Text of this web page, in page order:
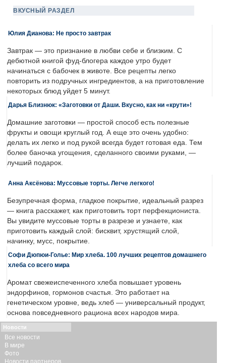
ВКУСНЫЙ РАЗДЕЛ
Юлия Дианова: Не просто завтрак
Завтрак — это признание в любви себе и близким. С
дебютной книгой фуд-блогера каждое утро будет
начинаться с бабочек в животе. Все рецепты легко
повторить из подручных ингредиентов, а на приготовление
некоторых блюд уйдет 5 минут.
Дарья Близнюк: «Заготовки от Даши. Вкусно, как ни «крути»!
Домашние заготовки — простой способ есть полезные
фрукты и овощи круглый год. А еще это очень удобно:
делать их легко и под рукой всегда будет готовая еда. Тем
более баночка угощения, сделанного своими руками, —
лучший подарок.
Анна Аксёнова: Муссовые торты. Легче легкого!
Безупречная форма, гладкое покрытие, идеальный разрез
— книга расскажет, как приготовить торт перфекциониста.
Вы увидите муссовые торты в разрезе и узнаете, как
приготовить каждый слой: бисквит, хрустящий слой,
начинку, мусс, покрытие.
Софи Дюпюи-Голье: Мир хлеба. 100 лучших рецептов домашнего
хлеба со всего мира
Аромат свежеиспеченного хлеба повышает уровень
эндорфинов, гормонов счастья. Это работает на
генетическом уровне, ведь хлеб — универсальный продукт,
основа повседневного рациона всех народов мира.
Новости
Все новости
В мире
Фото